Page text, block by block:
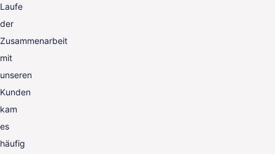
Laufe
der
Zusammenarbeit
mit
unseren
Kunden
kam
es
häufig